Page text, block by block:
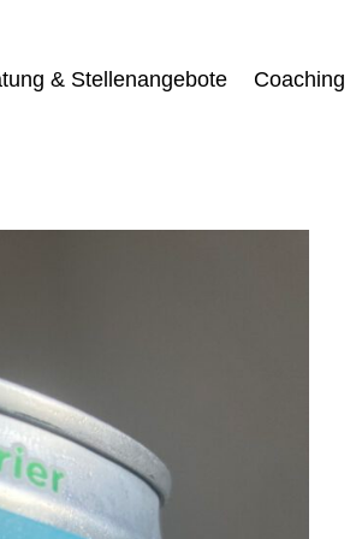
& Stellenangebote Coaching